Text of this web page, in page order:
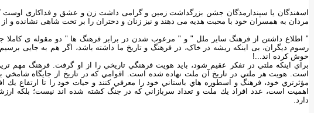
اسفندگان یا سپندارمذگان جشن بزرگداشت زمین و گرامی داشت زن و عشق و فداکاری اوست که
مردان به همسران خود با محبت هدیه می دهند و نیز زنان و دختران را بر تخت شاهی نشانده و از
" اطلاع داشتن از فرهنگ سایر ملل " و " مرعوب شدن در برابر فرهنگ ها " دو مقوله ی
رسوم دیگران، بی اینکه ریشه در خاک، در فرهنگ و تاریخ ما داشته باشد، اگر هم به جایی
خوش کرده اند...!
براي اينكه ملتي در تفكر عقيم شود، بايد هويت فرهنگي تاريخي را از او گرفت. فرهنگ مهم
است. هويت هر ملتي در تاريخ آن ملت نهاده شده است. اقوامي كه در تاريخ از جايگاه شامخي
مؤثرتري خود، فرهنگ و اسطوره هاي باستاني خود را معرفي كنند و حيات خود را تا ارتفاع يك
اهميت است، عدد افراد يك ملت و تعداد سربازاني كه در جنگ كشته شده اند نيست؛ بلكه
دارد.